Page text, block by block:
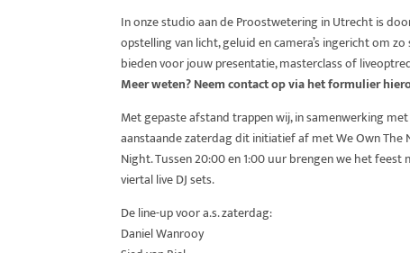
In onze studio aan de Proostwetering in Utrecht is
opstelling van licht, geluid en camera’s ingericht om
bieden voor jouw presentatie, masterclass of
Meer weten? Neem contact op via het formulier
Met gepaste afstand trappen wij, in samenwerking
aanstaandezaterdagdit initiatief af met We Own The
Night. Tussen 20:00 en 1:00 uur brengen we het
viertal live DJ sets.
De line-up voor a.s.zaterdag:
Daniel Wanrooy